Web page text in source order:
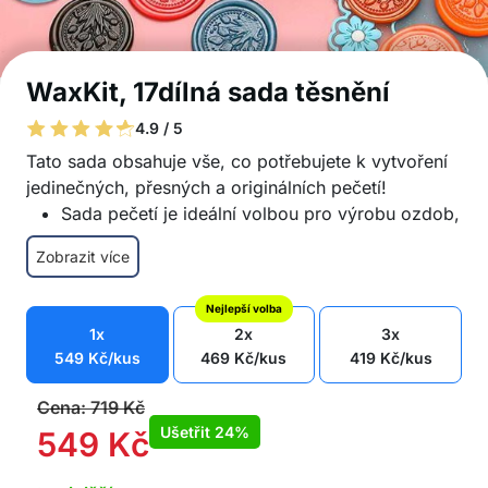
WaxKit, 17dílná sada těsnění
4.9 / 5
Tato sada obsahuje vše, co potřebujete k vytvoření
jedinečných, přesných a originálních pečetí!
Sada pečetí je ideální volbou pro výrobu ozdob,
pozvánek, přáníček, dopisů atd.
Krabička barevných vosků v 10 různých barvách
Jednoduché pastelové i výraznější barvy v
Praktický ohřívač a lžička na rozpouštění vosku
Můžete si vyrobit pečetě s 10 různými vzory
Pečetidlo je praktické pro přesné a snadné
Pro ještě snazší výrobu sada obsahuje také
Zobrazit více
1x
549 Kč/kus
Nejlepší volba
2x
469 Kč/kus
3x
419 Kč/kus
Cena:719Kč
549 Kč Ušetřit 24%